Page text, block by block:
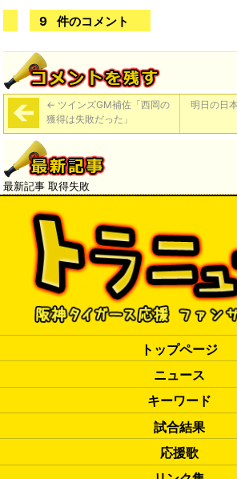
9 件のコメント
← ツインズGM補佐「西岡の
獲得は失敗だった」
明日の日
最新記事 取得失敗
トップページ
ニュース
キーワード
試合結果
応援歌